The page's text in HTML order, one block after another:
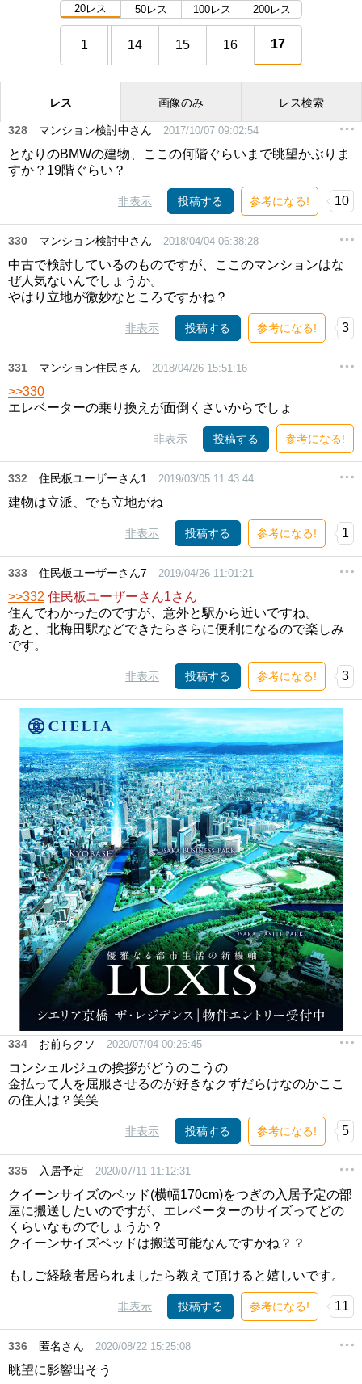
20レス 50レス 100レス 200レス
1 14 15 16 17
レス 画像のみ レス検索
328 マンション検討中さん 2017/10/07 09:02:54
となりのBMWの建物、ここの何階ぐらいまで眺望かぶりま
すか？19階ぐらい？
非表示 投稿する 参考になる! 10
330 マンション検討中さん 2018/04/04 06:38:28
中古で検討しているのものですが、ここのマンションはな
ぜ人気ないんでしょうか。
やはり立地が微妙なところですかね？
非表示 投稿する 参考になる! 3
331 マンション住民さん 2018/04/26 15:51:16
>>330
エレベーターの乗り換えが面倒くさいからでしょ
非表示 投稿する 参考になる!
332 住民板ユーザーさん1 2019/03/05 11:43:44
建物は立派、でも立地がね
非表示 投稿する 参考になる! 1
333 住民板ユーザーさん7 2019/04/26 11:01:21
>>332 住民板ユーザーさん1さん
住んでわかったのですが、意外と駅から近いですね。
あと、北梅田駅などできたらさらに便利になるので楽しみ
です。
非表示 投稿する 参考になる! 3
334 お前らクソ 2020/07/04 00:26:45
コンシェルジュの挨拶がどうのこうの
金払って人を屈服させるのが好きなクずだらけなのかここ
の住人は？笑笑
非表示 投稿する 参考になる! 5
335 入居予定 2020/07/11 11:12:31
クイーンサイズのベッド(横幅170cm)をつぎの入居予定の部
屋に搬送したいのですが、エレベーターのサイズってどの
くらいなものでしょうか？
クイーンサイズベッドは搬送可能なんですかね？？
もしご経験者居られましたら教えて頂けると嬉しいです。
非表示 投稿する 参考になる! 11
336 匿名さん 2020/08/22 15:25:08
眺望に影響出そう